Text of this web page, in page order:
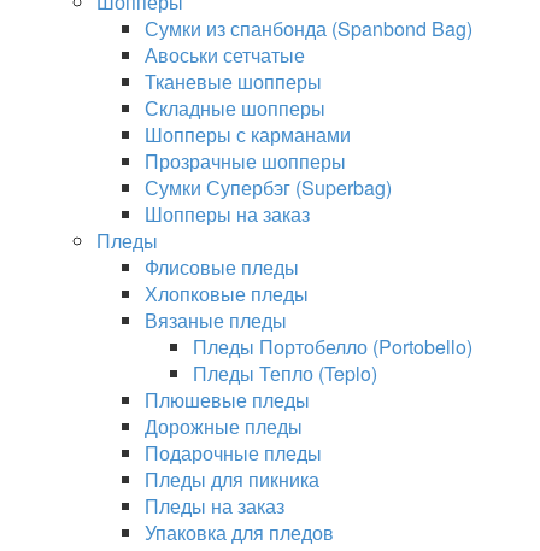
Сумки из спанбонда (Spanbond Bag)
Авоськи сетчатые
Тканевые шопперы
Складные шопперы
Шопперы с карманами
Прозрачные шопперы
Сумки Супербэг (Superbag)
Шопперы на заказ
Пледы
Флисовые пледы
Хлопковые пледы
Вязаные пледы
Пледы Портобелло (Portobello)
Пледы Тепло (Teplo)
Плюшевые пледы
Дорожные пледы
Подарочные пледы
Пледы для пикника
Пледы на заказ
Упаковка для пледов